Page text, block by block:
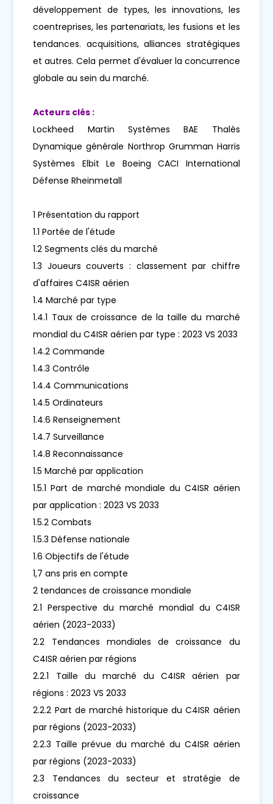
développement de types, les innovations, les
coentreprises, les partenariats, les fusions et les
tendances. acquisitions, alliances stratégiques
et autres. Cela permet d'évaluer la concurrence
globale au sein du marché.
Acteurs clés :
Lockheed Martin Systèmes BAE Thalès
Dynamique générale Northrop Grumman Harris
Systèmes Elbit Le Boeing CACI International
Défense Rheinmetall
1 Présentation du rapport
1.1 Portée de l'étude
1.2 Segments clés du marché
1.3 Joueurs couverts : classement par chiffre
d'affaires C4ISR aérien
1.4 Marché par type
1.4.1 Taux de croissance de la taille du marché
mondial du C4ISR aérien par type : 2023 VS 2033
1.4.2 Commande
1.4.3 Contrôle
1.4.4 Communications
1.4.5 Ordinateurs
1.4.6 Renseignement
1.4.7 Surveillance
1.4.8 Reconnaissance
1.5 Marché par application
1.5.1 Part de marché mondiale du C4ISR aérien
par application : 2023 VS 2033
1.5.2 Combats
1.5.3 Défense nationale
1.6 Objectifs de l'étude
1,7 ans pris en compte
2 tendances de croissance mondiale
2.1 Perspective du marché mondial du C4ISR
aérien (2023-2033)
2.2 Tendances mondiales de croissance du
C4ISR aérien par régions
2.2.1 Taille du marché du C4ISR aérien par
régions : 2023 VS 2033
2.2.2 Part de marché historique du C4ISR aérien
par régions (2023-2033)
2.2.3 Taille prévue du marché du C4ISR aérien
par régions (2023-2033)
2.3 Tendances du secteur et stratégie de
croissance